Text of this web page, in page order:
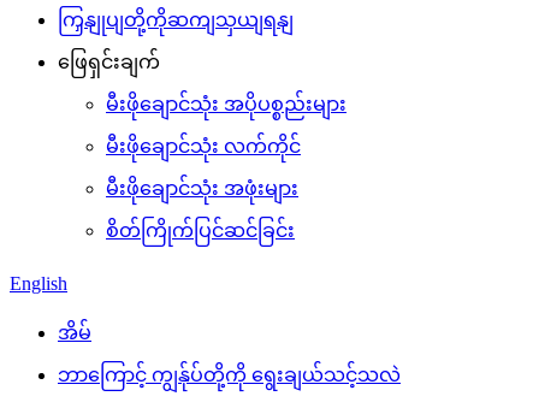
ကြှနျုပျတို့ကိုဆကျသှယျရနျ
ဖြေရှင်းချက်
မီးဖိုချောင်သုံး အပိုပစ္စည်းများ
မီးဖိုချောင်သုံး လက်ကိုင်
မီးဖိုချောင်သုံး အဖုံးများ
စိတ်ကြိုက်ပြင်ဆင်ခြင်း
English
အိမ်
ဘာကြောင့် ကျွန်ုပ်တို့ကို ရွေးချယ်သင့်သလဲ